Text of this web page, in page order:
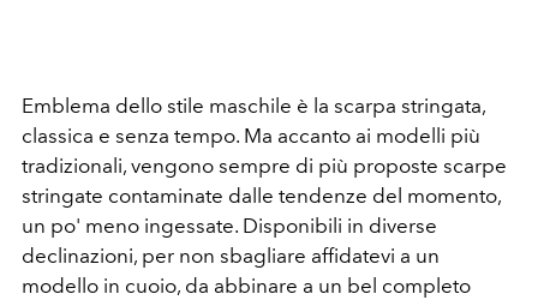
Emblema dello stile maschile è la scarpa stringata,
classica e senza tempo. Ma accanto ai modelli più
tradizionali, vengono sempre di più proposte scarpe
stringate contaminate dalle tendenze del momento,
un po' meno ingessate. Disponibili in diverse
declinazioni, per non sbagliare affidatevi a un
modello in cuoio, da abbinare a un bel completo